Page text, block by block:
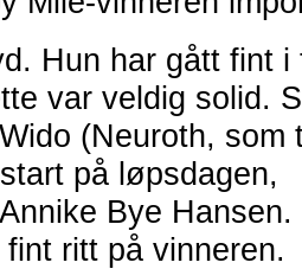
Hun har gått fint i
var veldig solid.
(Neuroth, som
på løpsdagen,
Bye Hansen.
ritt på vinneren.